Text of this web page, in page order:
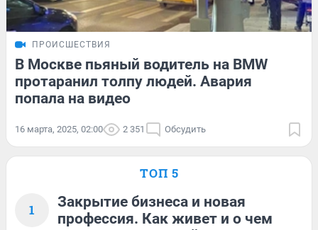
ПРОИСШЕСТВИЯ
В Москве пьяный водитель на BMW
протаранил толпу людей. Авария
попала на видео
16 марта, 2025, 02:00 2 351 Обсудить
ТОП 5
1
Закрытие бизнеса и новая
профессия. Как живет и о чем